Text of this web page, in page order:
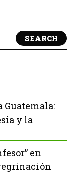
SEARCH
y la
en